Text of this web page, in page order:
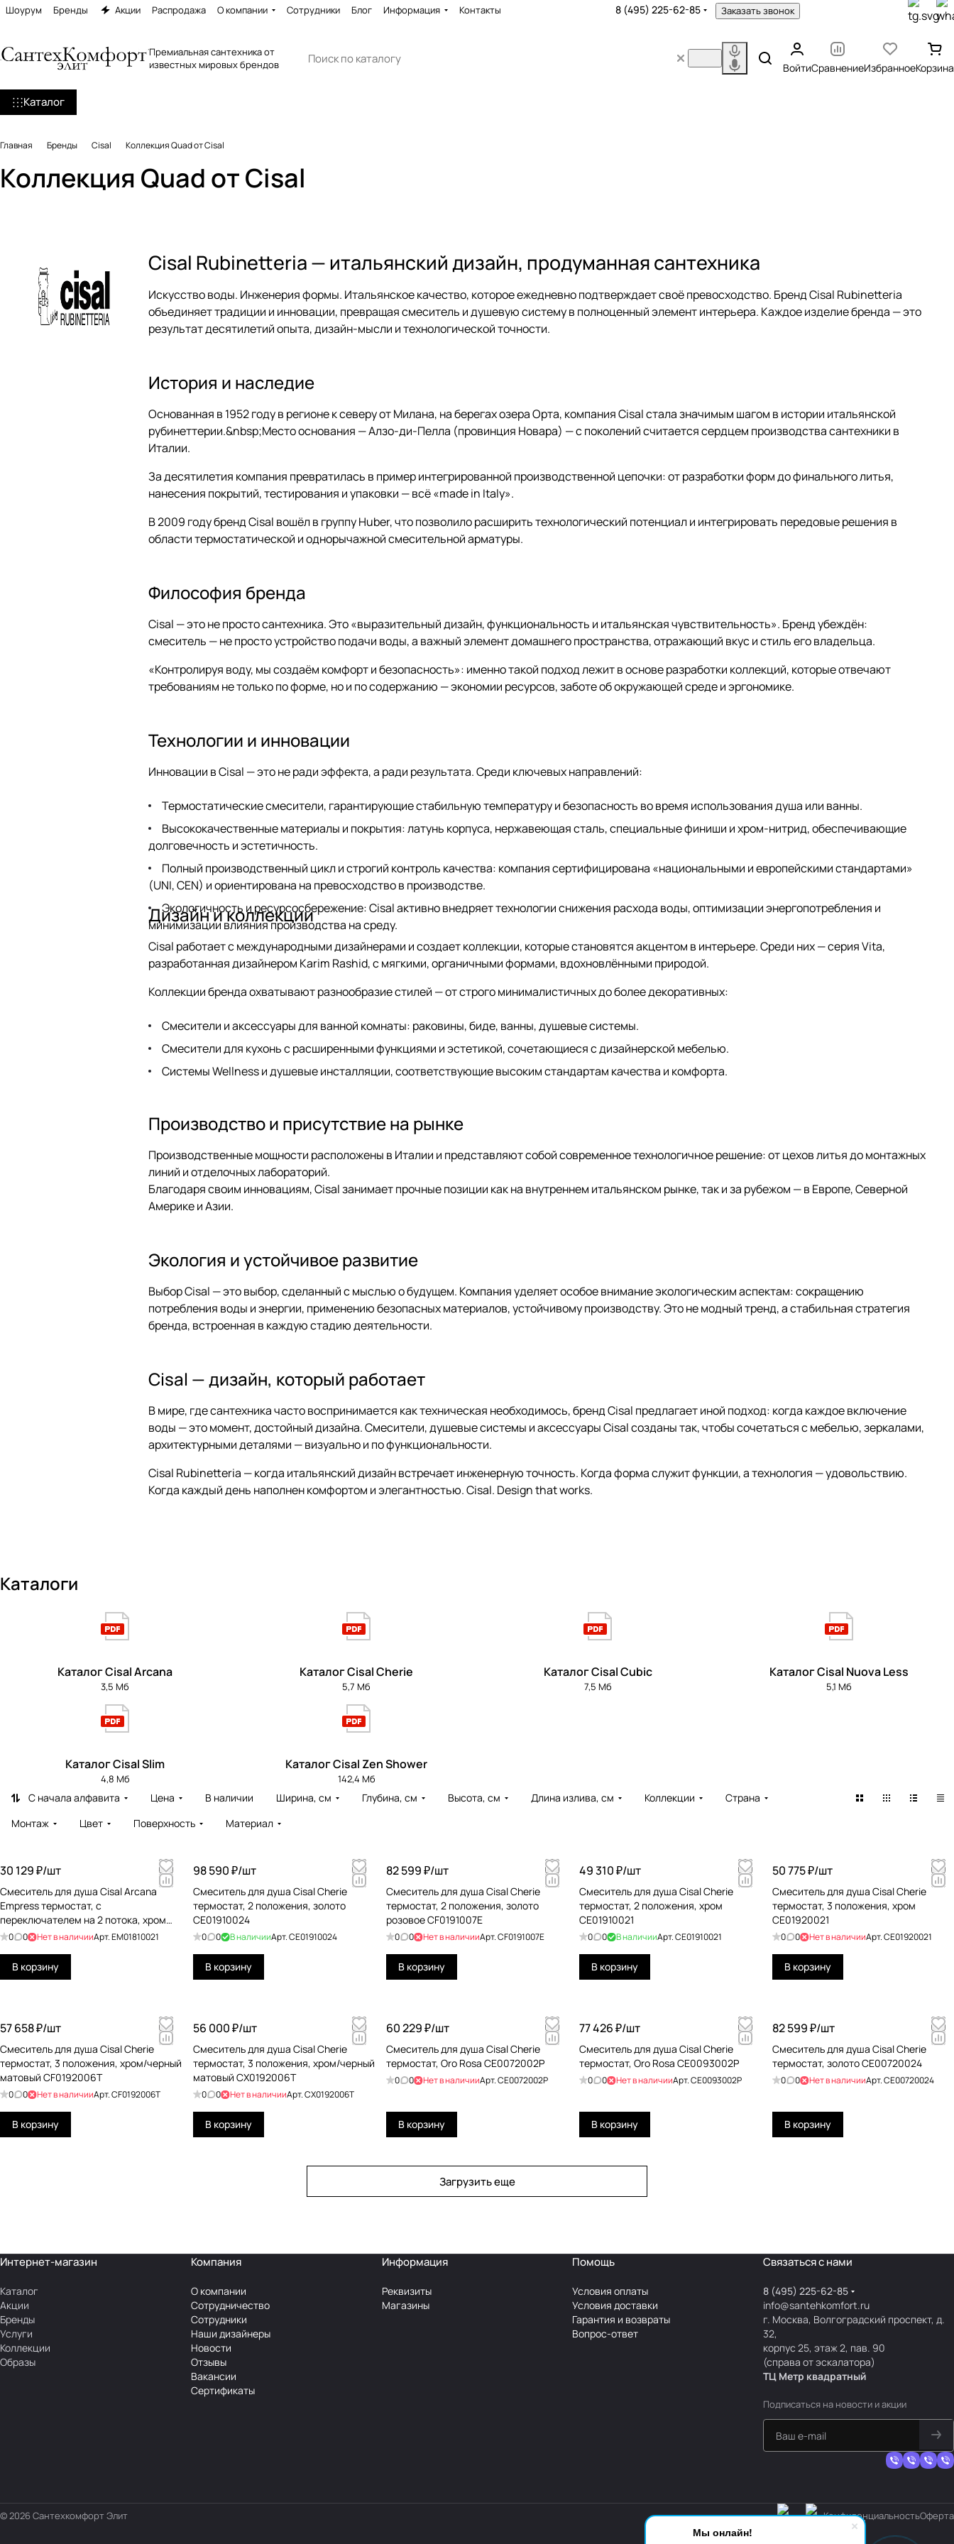
Мы онлайн!
Шоурум Бренды Акции Распродажа О компании Сотрудники Блог Информация Контакты 8 (495) 225-62-85 Заказать звонок
Премиальная сантехника от
известных мировых брендов
ВойтиСравнениеИзбранноеКорзина
Каталог
Главная Бренды Cisal Коллекция Quad от Cisal
Коллекция Quad от Cisal
Cisal Rubinetteria — итальянский дизайн, продуманная сантехника
Искусство воды. Инженерия формы. Итальянское качество, которое ежедневно подтверждает своё превосходство. Бренд Cisal Rubinetteria
объединяет традиции и инновации, превращая смеситель и душевую систему в полноценный элемент интерьера. Каждое изделие бренда — это
результат десятилетий опыта, дизайн-мысли и технологической точности.
История и наследие
Основанная в 1952 году в регионе к северу от Милана, на берегах озера Орта, компания Cisal стала значимым шагом в истории итальянской
рубинеттерии.&nbsp;Место основания — Алзо-ди-Пелла (провинция Новара) — с поколений считается сердцем производства сантехники в
Италии.
За десятилетия компания превратилась в пример интегрированной производственной цепочки: от разработки форм до финального литья,
нанесения покрытий, тестирования и упаковки — всё «made in Italy».
В 2009 году бренд Cisal вошёл в группу Huber, что позволило расширить технологический потенциал и интегрировать передовые решения в
области термостатической и однорычажной смесительной арматуры.
Философия бренда
Cisal — это не просто сантехника. Это «выразительный дизайн, функциональность и итальянская чувствительность». Бренд убеждён:
смеситель — не просто устройство подачи воды, а важный элемент домашнего пространства, отражающий вкус и стиль его владельца.
«Контролируя воду, мы создаём комфорт и безопасность»: именно такой подход лежит в основе разработки коллекций, которые отвечают
требованиям не только по форме, но и по содержанию — экономии ресурсов, заботе об окружающей среде и эргономике.
Технологии и инновации
Инновации в Cisal — это не ради эффекта, а ради результата. Среди ключевых направлений:
Термостатические смесители, гарантирующие стабильную температуру и безопасность во время использования душа или ванны.
Высококачественные материалы и покрытия: латунь корпуса, нержавеющая сталь, специальные финиши и хром-нитрид, обеспечивающие
долговечность и эстетичность.
Полный производственный цикл и строгий контроль качества: компания сертифицирована «национальными и европейскими стандартами»
(UNI, CEN) и ориентирована на превосходство в производстве.
Экологичность и ресурсосбережение: Cisal активно внедряет технологии снижения расхода воды, оптимизации энергопотребления и
минимизации влияния производства на среду.
Дизайн и коллекции
Cisal работает с международными дизайнерами и создает коллекции, которые становятся акцентом в интерьере. Среди них — серия Vita,
разработанная дизайнером Karim Rashid, с мягкими, органичными формами, вдохновлёнными природой.
Коллекции бренда охватывают разнообразие стилей — от строго минималистичных до более декоративных:
Смесители и аксессуары для ванной комнаты: раковины, биде, ванны, душевые системы.
Смесители для кухонь с расширенными функциями и эстетикой, сочетающиеся с дизайнерской мебелью.
Системы Wellness и душевые инсталляции, соответствующие высоким стандартам качества и комфорта.
Производство и присутствие на рынке
Производственные мощности расположены в Италии и представляют собой современное технологичное решение: от цехов литья до монтажных
линий и отделочных лабораторий.
Благодаря своим инновациям, Cisal занимает прочные позиции как на внутреннем итальянском рынке, так и за рубежом — в Европе, Северной
Америке и Азии.
Экология и устойчивое развитие
Выбор Cisal — это выбор, сделанный с мыслью о будущем. Компания уделяет особое внимание экологическим аспектам: сокращению
потребления воды и энергии, применению безопасных материалов, устойчивому производству. Это не модный тренд, а стабильная стратегия
бренда, встроенная в каждую стадию деятельности.
Cisal — дизайн, который работает
В мире, где сантехника часто воспринимается как техническая необходимось, бренд Cisal предлагает иной подход: когда каждое включение
воды — это момент, достойный дизайна. Смесители, душевые системы и аксессуары Cisal созданы так, чтобы сочетаться с мебелью, зеркалами,
архитектурными деталями — визуально и по функциональности.
Cisal Rubinetteria — когда итальянский дизайн встречает инженерную точность. Когда форма служит функции, а технология — удовольствию.
Когда каждый день наполнен комфортом и элегантностью. Cisal. Design that works.
Каталоги
Каталог Cisal Arcana
3,5 Мб
Каталог Cisal Cherie
5,7 Мб
Каталог Cisal Cubic
7,5 Мб
Каталог Cisal Nuova Less
5,1 Мб
Каталог Cisal Slim
4,8 Мб
Каталог Cisal Zen Shower
142,4 Мб
С начала алфавита Цена В наличии Ширина, см Глубина, см Высота, см Длина излива, см Коллекции
Страна
Монтаж
Цвет Поверхность Материал
30 129 ₽/шт
Cмеситель для душа Cisal Arcana
Empress термостат, с
переключателем на 2 потока, хром
EM01810021
0 0 Нет в наличииАрт.EM01810021
В корзину
98 590 ₽/шт
Cмеситель для душа Cisal Cherie
термостат, 2 положения, золото
CE01910024
0 0 В наличииАрт.CE01910024
В корзину
82 599 ₽/шт
Cмеситель для душа Cisal Cherie
термостат, 2 положения, золото
розовое CF0191007E
0 0 Нет в наличииАрт.CF0191007E
В корзину
49 310 ₽/шт
Cмеситель для душа Cisal Cherie
термостат, 2 положения, хром
CE01910021
0 0 В наличииАрт.CE01910021
В корзину
50 775 ₽/шт
Cмеситель для душа Cisal Cherie
термостат, 3 положения, хром
CE01920021
0 0 Нет в наличииАрт.CE01920021
В корзину
57 658 ₽/шт
Cмеситель для душа Cisal Cherie
термостат, 3 положения, хром/черный
матовый CF0192006T
0 0 Нет в наличииАрт.CF0192006T
В корзину
56 000 ₽/шт
Cмеситель для душа Cisal Cherie
термостат, 3 положения, хром/черный
матовый CX0192006T
0 0 Нет в наличииАрт.CX0192006T
В корзину
60 229 ₽/шт
Cмеситель для душа Cisal Cherie
термостат, Oro Rosa CE0072002P
0 0 Нет в наличииАрт.CE0072002P
В корзину
77 426 ₽/шт
Cмеситель для душа Cisal Cherie
термостат, Oro Rosa CE0093002P
0 0 Нет в наличииАрт.CE0093002P
В корзину
82 599 ₽/шт
Cмеситель для душа Cisal Cherie
термостат, золото CE00720024
0 0 Нет в наличииАрт.CE00720024
В корзину
Загрузить еще
Интернет-магазин
Каталог
Акции
Бренды
Услуги
Коллекции
Образы
Компания
О компании
Сотрудничество
Сотрудники
Наши дизайнеры
Новости
Отзывы
Вакансии
Сертификаты
Информация
Реквизиты
Магазины
Помощь
Условия оплаты
Условия доставки
Гарантия и возвраты
Вопрос-ответ
Связаться с нами
8 (495) 225-62-85
info@santehkomfort.ru
г. Москва, Волгоградский проспект, д.
32,
корпус 25, этаж 2, пав. 90
(справа от эскалатора)
ТЦ Метр квадратный
Подписаться на новости и акции
© 2026 Сантехкомфорт Элит КонфиденциальностьОферта